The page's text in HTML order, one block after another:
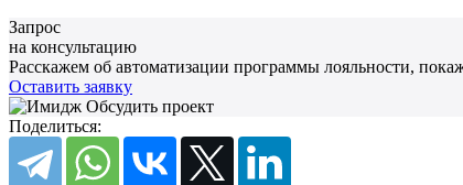
Запрос
на консультацию
Расскажем об автоматизации программы лояльности,
Оставить заявку
Поделиться: